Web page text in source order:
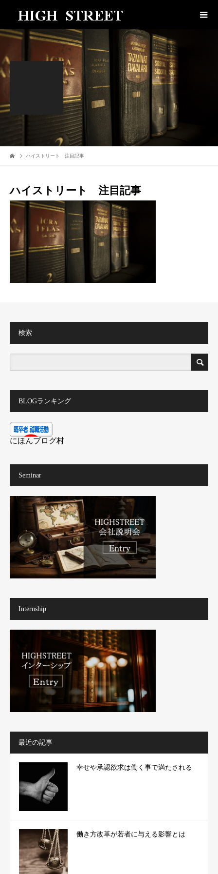
ハイストリート 注目記事
ハイストリート 注目記事
検索
BLOGランキング
にほんブログ村
Seminar
Internship
最近の記事
幸せや承認欲求は働く事で満たされる
働き方改革が若者に与える影響とは